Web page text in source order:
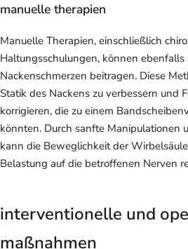
manuelle therapien
Manuelle Therapien, einschließlich
Haltungsschulungen, können ebenfalls
Nackenschmerzen beitragen. Diese
Statik des Nackens zu verbessern und
korrigieren, die zu einem
könnten. Durch sanfte Manipulationen
kann die Beweglichkeit der
Belastung auf die betroffenen Nerven
interventionelle und
maßnahmen